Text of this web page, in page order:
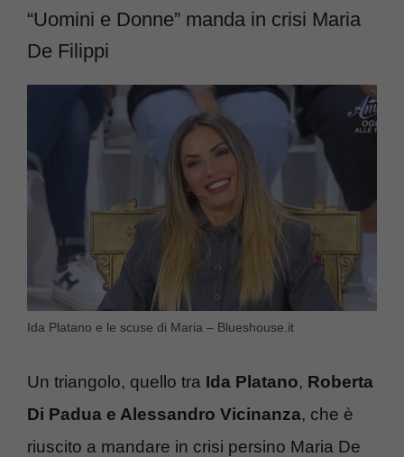
“Uomini e Donne” manda in crisi Maria
De Filippi
Ida Platano e le scuse di Maria – Blueshouse.it
Un triangolo, quello tra Ida Platano, Roberta
Di Padua e Alessandro Vicinanza, che è
riuscito a mandare in crisi persino Maria De